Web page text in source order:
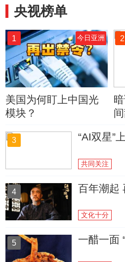
央视榜单
1 今日亚洲
美国为何盯上中国光
模块？
2
3 “AI双星”
共同关注
4 百年潮起
文化十分
5 一醋一面